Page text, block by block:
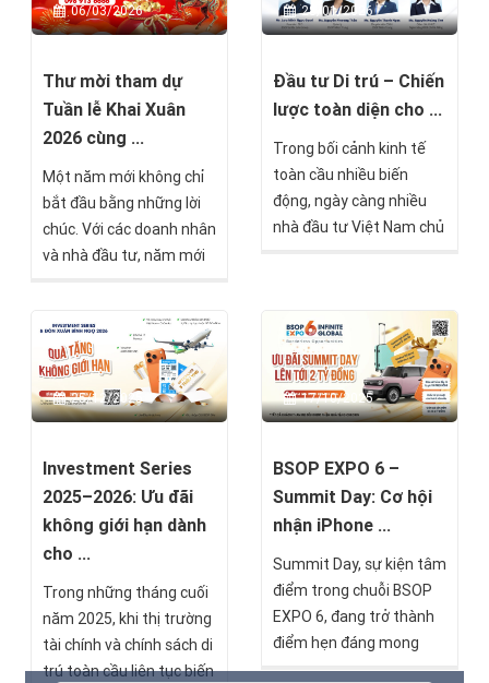
triệu đồng để bắt đầu lộ
Mỹ.
06/03/2026
Thư mời tham dự
Tuần lễ Khai Xuân
2026 cùng ...
Một năm mới không chỉ
bắt đầu bằng những lời
chúc. Với các doanh nhân
và nhà đầu tư, năm mới
nắm bắt xu hướng dịch
chuyển toàn cầu và
chuẩn bị cho những cơ
hội phía trước.
28/01/2026
Đầu tư Di trú – Chiến
lược toàn diện cho ...
Trong bối cảnh kinh tế
toàn cầu nhiều biến
động, ngày càng nhiều
nhà đầu tư Việt Nam chủ
tăng tài sản dài hạn.
Không chỉ dừng lại ở việc
sở hữu tài sản ngoại tệ,
đầu tư di trú đang trở
giúp kết hợp đồng thời
ba mục tiêu quan trọng:
giáo dục thế hệ kế tiếp,
xuyên biên giới và tối ưu
cấu trúc tài sản toàn
cầu.
25/12/2025
Investment Series
2025–2026: Ưu đãi
không giới hạn dành
cho ...
Trong những tháng cuối
năm 2025, khi thị trường
tài chính và chính sách di
trú toàn cầu liên tục biến
17/10/2025
BSOP EXPO 6 –
Summit Day: Cơ hội
nhận iPhone ...
Summit Day, sự kiện tâm
điểm trong chuỗi BSOP
EXPO 6, đang trở thành
điểm hẹn đáng mong
chờ nhất của giới đầu tư